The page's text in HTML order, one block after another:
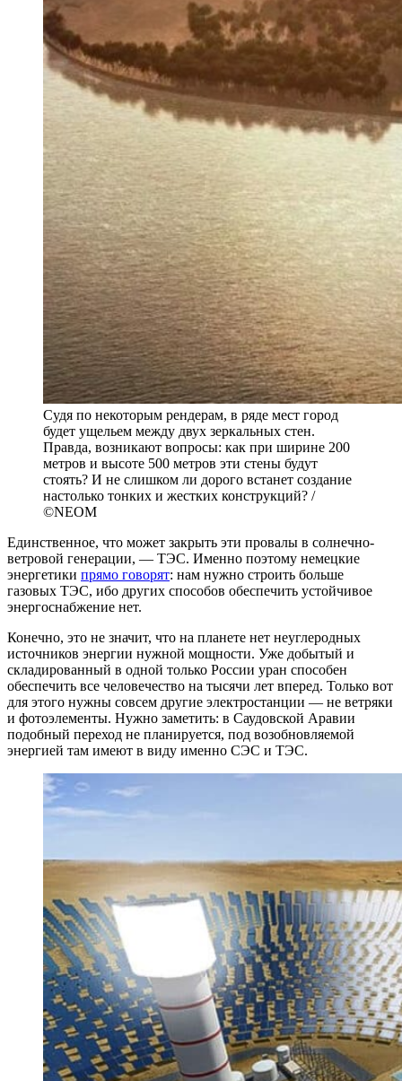
Судя по некоторым рендерам, в ряде мест город
будет ущельем между двух зеркальных стен.
Правда, возникают вопросы: как при ширине 200
метров и высоте 500 метров эти стены будут
стоять? И не слишком ли дорого встанет создание
настолько тонких и жестких конструкций? /
©NEOM
Единственное, что может закрыть эти провалы в солнечно-
ветровой генерации, — ТЭС. Именно поэтому немецкие
энергетики прямо говорят: нам нужно строить больше
газовых ТЭС, ибо других способов обеспечить устойчивое
энергоснабжение нет.
Конечно, это не значит, что на планете нет неуглеродных
источников энергии нужной мощности. Уже добытый и
складированный в одной только России уран способен
обеспечить все человечество на тысячи лет вперед. Только вот
для этого нужны совсем другие электростанции — не ветряки
и фотоэлементы. Нужно заметить: в Саудовской Аравии
подобный переход не планируется, под возобновляемой
энергией там имеют в виду именно СЭС и ТЭС.